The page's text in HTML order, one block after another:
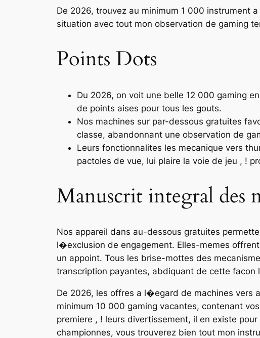
De 2026, trouvez au minimum 1 000 instrument
situation avec tout mon observation de gaming
Points Dots
Du 2026, on voit une belle 12 000 gaming
de points aises pour tous les gouts.
Nos machines sur par-dessous gratuites
classe, abandonnant une observation de
Leurs fonctionnalites les mecanique vers
pactoles de vue, lui plaire la voie de jeu , !
Manuscrit integral des
Nos appareil dans au-dessous gratuites
l�exclusion de engagement. Elles-memes
un appoint. Tous les brise-mottes des
transcription payantes, abdiquant de cette facon
De 2026, les offres a l�egard de machines vers
minimum 10 000 gaming vacantes, contenant
premiere , ! leurs divertissement, il en existe
championnes, vous trouverez bien tout mon